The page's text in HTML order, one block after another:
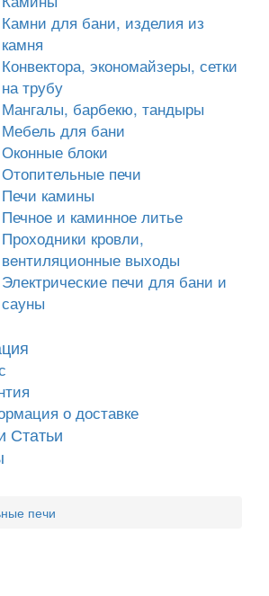
Камни для бани, изделия из
камня
Конвектора, экономайзеры, сетки
на трубу
Мангалы, барбекю, тандыры
Мебель для бани
Оконные блоки
Отопительные печи
Печи камины
Печное и каминное литье
Проходники кровли,
вeнтиляционные выходы
Электрические печи для бани и
сауны
о доставке
Статьи
печи